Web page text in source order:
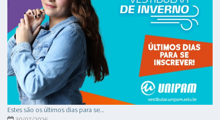
Estes são os últimos dias para se...